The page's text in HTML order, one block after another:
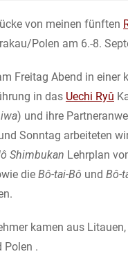
von meinen fünften
Polen am 6.-8.
Freitag Abend in einer
in das Uechi Ryû
) und ihre
Sonntag arbeiteten
Shimbukan Lehrplan
die Bô-tai-Bô und Bô-
kamen aus
Polen .